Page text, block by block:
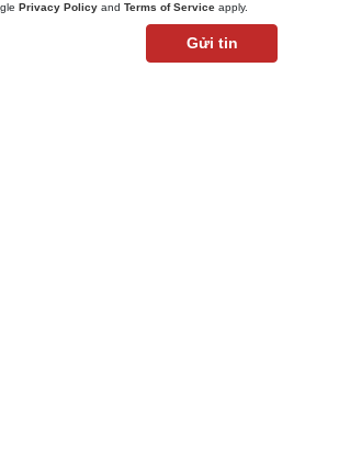
Privacy Policy and Terms of Service apply.
Gửi tin